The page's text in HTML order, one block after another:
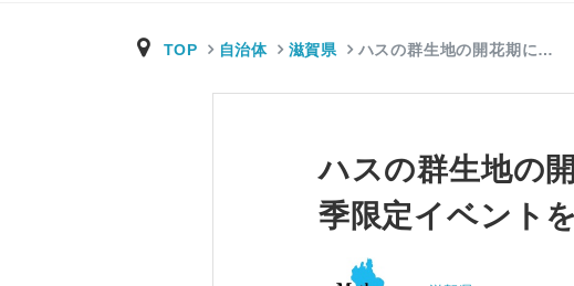
TOP 自治体 滋賀県 ハスの群生地の開花期に…
ハスの群生地の
季限定イベント